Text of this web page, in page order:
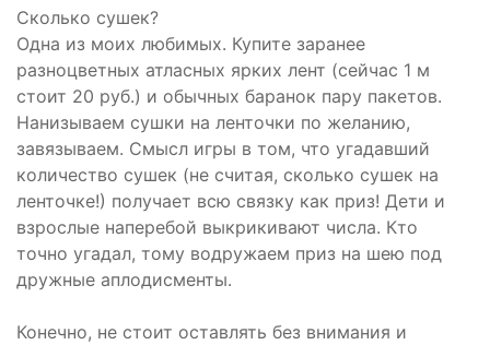
Сколько сушек?
Одна из моих любимых. Купите заранее
разноцветных атласных ярких лент (сейчас 1 м
стоит 20 руб.) и обычных баранок пару пакетов.
Нанизываем сушки на ленточки по желанию,
завязываем. Смысл игры в том, что угадавший
количество сушек (не считая, сколько сушек на
ленточке!) получает всю связку как приз! Дети и
взрослые наперебой выкрикивают числа. Кто
точно угадал, тому водружаем приз на шею под
дружные аплодисменты.
Конечно, не стоит оставлять без внимания и